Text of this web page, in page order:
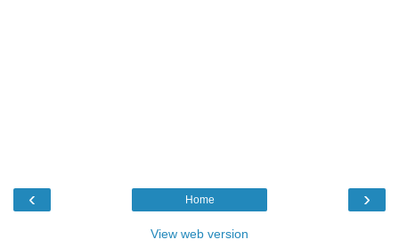
‹ ›
Home
View web version